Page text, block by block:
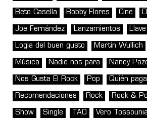
Beto Casella Bobby Flores Cine
Joe Fernández Lanzamientos
Logia del buen gusto Martin Wullich
Música Nadie nos para Nancy
Nos Gusta El Rock Pop Quién
Recomendaciones Rock Rock &
Show Single TAO Vero